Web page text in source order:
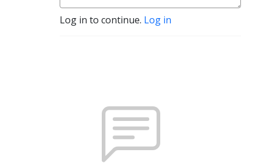
Log in to continue. Log in